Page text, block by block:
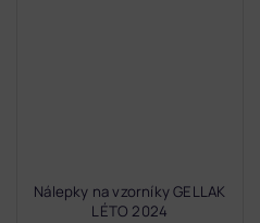
Nálepky na vzorníky GELLAK
LÉTO 2024